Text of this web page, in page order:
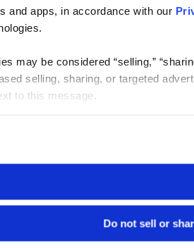
and apps, in accordance with our
may be considered “selling,”
selling, sharing, or targeted
to this message.
Do not sell or